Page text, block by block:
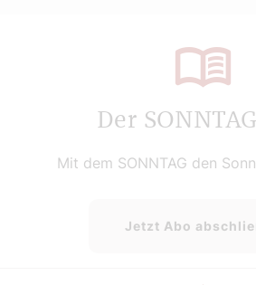
Der
Mit dem SONNTAG den
Jetzt Abo